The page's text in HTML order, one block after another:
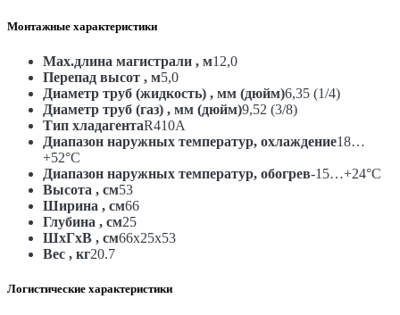
Монтажные характеристики
Max.длина магистрали , м12,0
Перепад высот , м5,0
Диаметр труб (жидкость) , мм (дюйм)6,35 (1/4)
Диаметр труб (газ) , мм (дюйм)9,52 (3/8)
Тип хладагентаR410A
Диапазон наружных температур, охлаждение18…
+52°С
Диапазон наружных температур, обогрев-15…+24°С
Высота , см53
Ширина , см66
Глубина , см25
ШxГxВ , см66x25x53
Вес , кг20.7
Логистические характеристики